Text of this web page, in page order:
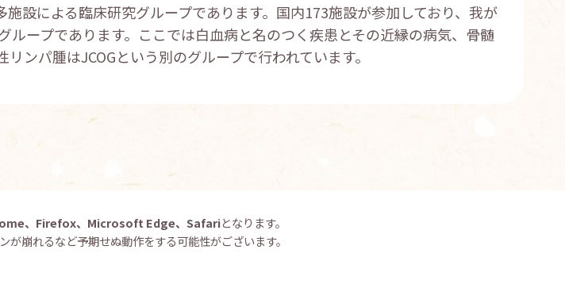
設による臨床研究グループであります。国内173施設が参加しており、我が
ープであります。ここでは白血病と名のつく疾患とその近縁の病気、骨髄
ンパ腫はJCOGという別のグループで行われています。
、Firefox、Microsoft Edge、Safariとなります。
崩れるなど予期せぬ動作をする可能性がございます。